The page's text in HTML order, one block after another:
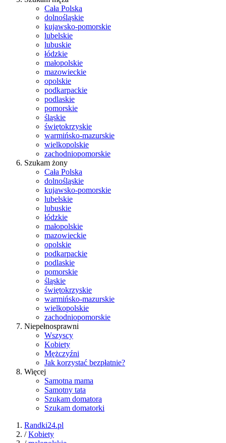
Cała Polska
dolnośląskie
kujawsko-pomorskie
lubelskie
lubuskie
łódzkie
małopolskie
mazowieckie
opolskie
podkarpackie
podlaskie
pomorskie
śląskie
świętokrzyskie
warmińsko-mazurskie
wielkopolskie
zachodniopomorskie
Szukam żony
Cała Polska
dolnośląskie
kujawsko-pomorskie
lubelskie
lubuskie
łódzkie
małopolskie
mazowieckie
opolskie
podkarpackie
podlaskie
pomorskie
śląskie
świętokrzyskie
warmińsko-mazurskie
wielkopolskie
zachodniopomorskie
Niepełnosprawni
Wszyscy
Kobiety
Mężczyźni
Jak korzystać bezpłatnie?
Więcej
Samotna mama
Samotny tata
Szukam domatora
Szukam domatorki
Randki24.pl
/Kobiety